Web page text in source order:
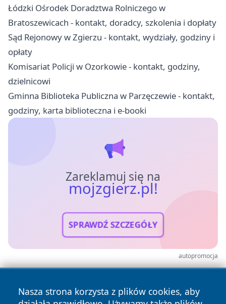
Łódzki Ośrodek Doradztwa Rolniczego w
Bratoszewicach - kontakt, doradcy, szkolenia i dopłaty
Sąd Rejonowy w Zgierzu - kontakt, wydziały, godziny i
opłaty
Komisariat Policji w Ozorkowie - kontakt, godziny,
dzielnicowi
Gminna Biblioteka Publiczna w Parzęczewie - kontakt,
godziny, karta biblioteczna i e-booki
Zareklamuj się na
mojzgierz.pl!
SPRAWDŹ SZCZEGÓŁY
autopromocja
Nasza strona korzysta z plików cookies, aby